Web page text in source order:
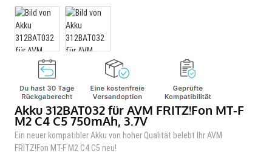
Akku 312BAT032 für AVM FRITZ!Fon MT-F
M2 C4 C5 750mAh, 3.7V
Ein neuer kompatibler Akku von hoher Qualität belebt Ihr AVM
FRITZ!Fon MT-F M2 C4 C5 neu!